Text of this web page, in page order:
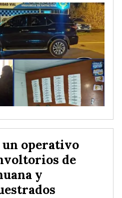
un operativo
de
y